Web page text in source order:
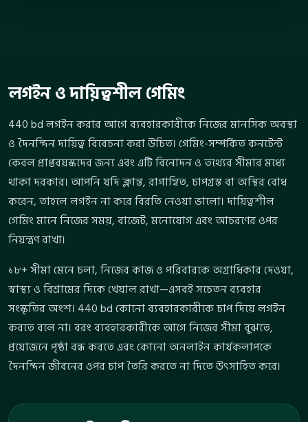
লগইন ও দায়িত্বশীল গেমিং
440 bd লগইন করার আগে ব্যবহারকারীকে নিজের মানসিক অবস্থা
ও দৈনন্দিন দায়িত্ব বিবেচনা করা উচিত। গেমিং-সম্পর্কিত কনটেন্ট
কেবল প্রাপ্তবয়স্কদের জন্য এবং এটি বিনোদন ও তথ্যের সীমার মধ্যে
থাকা দরকার। আপনি যদি ক্লান্ত, রাগান্বিত, চাপগ্রস্ত বা অস্থির বোধ
করেন, তাহলে লগইন না করে বিরতি নেওয়া ভালো। দায়িত্বশীল
গেমিং মানে নিজের সময়, বাজেট, মনোযোগ এবং আচরণের ওপর
নিয়ন্ত্রণ রাখা।
১৮+ সীমা মেনে চলা, নিজের কাজ ও পরিবারকে অগ্রাধিকার দেওয়া,
স্বাস্থ্য ও বিশ্রামের দিকে খেয়াল রাখা—এসবই সচেতন ব্যবহার
সংস্কৃতির অংশ। 440 bd কোনো ব্যবহারকারীকে চাপ দিয়ে লগইন
করতে বলে না। বরং ব্যবহারকারীকে আগে নিজের সীমা বুঝতে,
প্রয়োজনে পৃষ্ঠা বন্ধ করতে এবং কোনো অনলাইন কার্যকলাপকে
দৈনন্দিন জীবনের ওপর চাপ তৈরি করতে না দিতে উৎসাহিত করে।